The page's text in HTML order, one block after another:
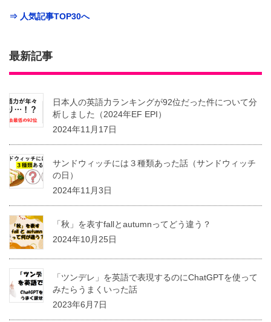
⇒ 人気記事TOP30へ
最新記事
日本人の英語力ランキングが92位だった件について分
析しました（2024年EF EPI）
2024年11月17日
サンドウィッチには３種類あった話（サンドウィッチ
の日）
2024年11月3日
「秋」を表すfallとautumnってどう違う？
2024年10月25日
「ツンデレ」を英語で表現するのにChatGPTを使って
みたらうまくいった話
2023年6月7日